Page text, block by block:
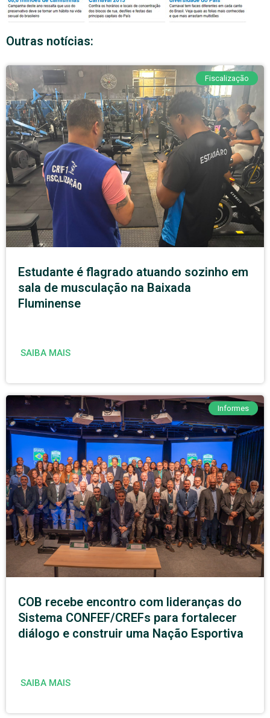
Outras notícias:
Fiscalização
Estudante é flagrado atuando sozinho em
sala de musculação na Baixada
Fluminense
SAIBA MAIS
Informes
COB recebe encontro com lideranças do
Sistema CONFEF/CREFs para fortalecer
diálogo e construir uma Nação Esportiva
SAIBA MAIS